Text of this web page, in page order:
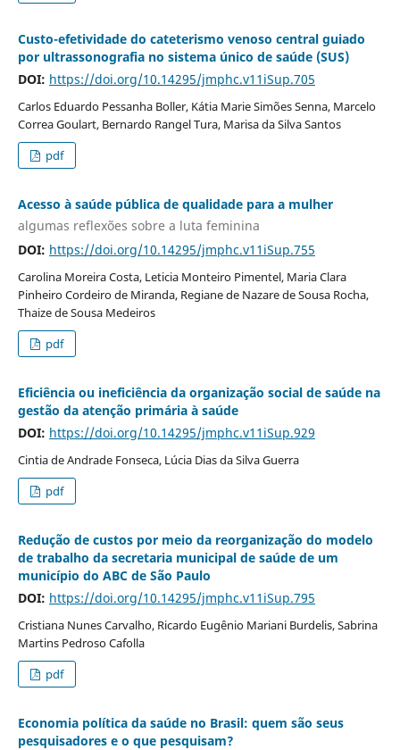
Custo-efetividade do cateterismo venoso central guiado
por ultrassonografia no sistema único de saúde (SUS)
DOI: https://doi.org/10.14295/jmphc.v11iSup.705
Carlos Eduardo Pessanha Boller, Kátia Marie Simões Senna, Marcelo
Correa Goulart, Bernardo Rangel Tura, Marisa da Silva Santos
pdf
Acesso à saúde pública de qualidade para a mulher
algumas reflexões sobre a luta feminina
DOI: https://doi.org/10.14295/jmphc.v11iSup.755
Carolina Moreira Costa, Leticia Monteiro Pimentel, Maria Clara
Pinheiro Cordeiro de Miranda, Regiane de Nazare de Sousa Rocha,
Thaize de Sousa Medeiros
pdf
Eficiência ou ineficiência da organização social de saúde na
gestão da atenção primária à saúde
DOI: https://doi.org/10.14295/jmphc.v11iSup.929
Cintia de Andrade Fonseca, Lúcia Dias da Silva Guerra
pdf
Redução de custos por meio da reorganização do modelo
de trabalho da secretaria municipal de saúde de um
município do ABC de São Paulo
DOI: https://doi.org/10.14295/jmphc.v11iSup.795
Cristiana Nunes Carvalho, Ricardo Eugênio Mariani Burdelis, Sabrina
Martins Pedroso Cafolla
pdf
Economia política da saúde no Brasil: quem são seus
pesquisadores e o que pesquisam?